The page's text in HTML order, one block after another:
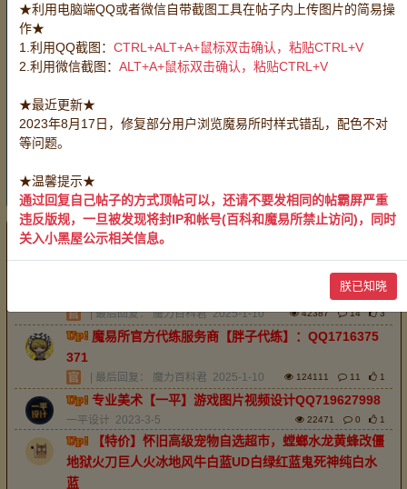
消耗品：
全部 料理 血瓶 时水
技能草
材料：
全部 挖掘 狩猎 伐木 宝石
务
有偿服务：
全部 装备加工 药剂制作
料理烹饪
最新 精华
魔易所官方中介服务商【老淡】唯一QQ38387541
| 最后回复： 魔力百科君 2025-1-10 42387 14 3
魔易所官方代练服务商【胖子代练】：QQ1716375
371
| 最后回复： 魔力百科君 2025-1-10 124111 11 1
专业美术【一平】游戏图片视频设计QQ719627998
一平设计 2023-3-5 22471 0 1
【特价】怀旧高级宠物自选超市，螳螂水龙黄蜂改僵
地狱火刀巨人火冰地风牛白蓝UD白绿红蓝鬼死神纯白水
蓝
★利用电脑端QQ或者微信自带截图工具在帖子内上传图片的简易操
作★
1.利用QQ截图： CTRL+ALT+A+鼠标双击确认，粘贴CTRL+V
2.利用微信截图： ALT+A+鼠标双击确认，粘贴CTRL+V
★最近更新★
2023年8月17日，修复部分用户浏览魔易所时样式错乱，配色不对
等问题。
★温馨提示★
通过回复自己帖子的方式顶帖可以，还请不要发相同的帖霸屏严重
违反版规，一旦被发现将封IP和帐号(百科和魔易所禁止访问)，同时
关入小黑屋公示相关信息。
朕已知晓